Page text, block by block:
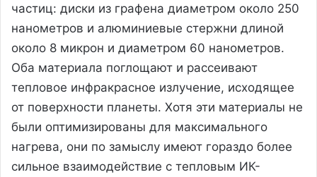
частиц: диски из графена диаметром около 250
нанометров и алюминиевые стержни длиной
около 8 микрон и диаметром 60 нанометров.
Оба материала поглощают и рассеивают
тепловое инфракрасное излучение, исходящее
от поверхности планеты. Хотя эти материалы не
были оптимизированы для максимального
нагрева, они по замыслу имеют гораздо более
сильное взаимодействие с тепловым ИК-